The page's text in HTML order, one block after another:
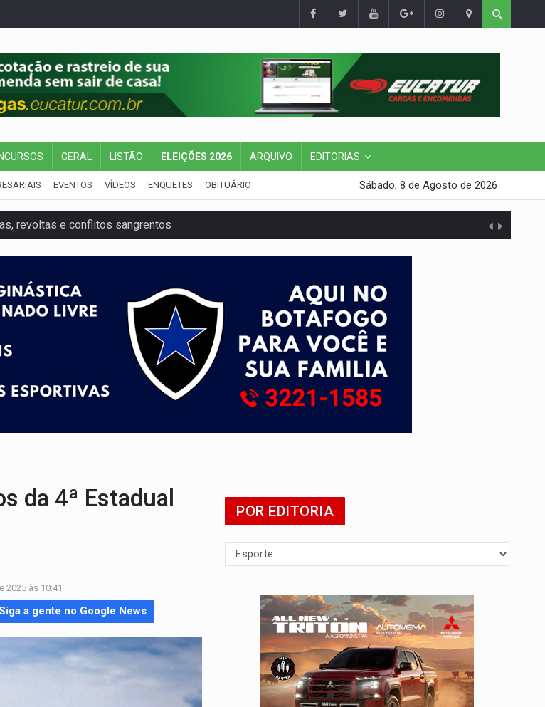
GERAL LISTÃO ELEIÇÕES 2026 ARQUIVO EDITORIAS
EVENTOS VÍDEOS ENQUETES OBITUÁRIO Sábado, 8 de Agosto de 2026
revoltas e conflitos sangrentos
em Porto Velho
duas semanas após condenação do matador do filho
53,7% dos votos de Rondônia
de RO partem para tudo ou nada
com investigação sob sigilo
pode ser automático
Rogério para Rondônia
Aramix em Super Nova Era
da 4ª Estadual
2025 às 10:41
a gente no Google News
POR EDITORIA